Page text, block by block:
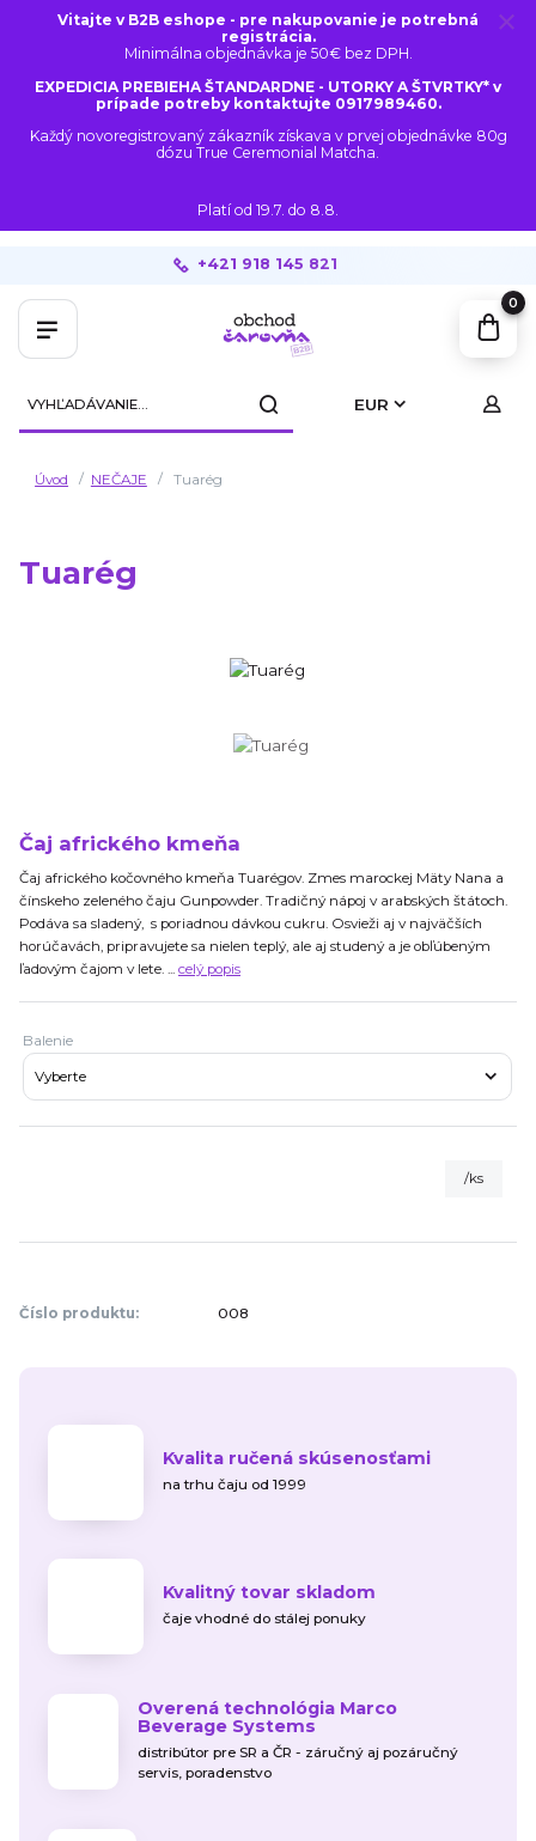
Vitajte v B2B eshope - pre nakupovanie je potrebná
registrácia.
Minimálna objednávka je 50€ bez DPH.
EXPEDICIA PREBIEHA ŠTANDARDNE - UTORKY A ŠTVRTKY* v
prípade potreby kontaktujte 0917989460.
Každý novoregistrovaný zákazník získava v prvej objednávke 80g
dózu True Ceremonial Matcha.
Platí od 19.7. do 8.8.
EUR
+421 918 145 821
0
Úvod NEČAJE Tuarég
Tuarég
Čaj afrického kmeňa
Čaj afrického kočovného kmeňa Tuarégov. Zmes marockej Mäty Nana a
čínskeho zeleného čaju Gunpowder. Tradičný nápoj v arabských štátoch.
Podáva sa sladený, s poriadnou dávkou cukru. Osvieži aj v najväčších
horúčavách, pripravujete sa nielen teplý, ale aj studený a je obľúbeným
ľadovým čajom v lete. ... celý popis
Balenie
/ks
Číslo produktu: 008
Kvalita ručená skúsenosťami
na trhu čaju od 1999
Kvalitný tovar skladom
čaje vhodné do stálej ponuky
Overená technológia Marco
Beverage Systems
distribútor pre SR a ČR - záručný aj pozáručný
servis, poradenstvo